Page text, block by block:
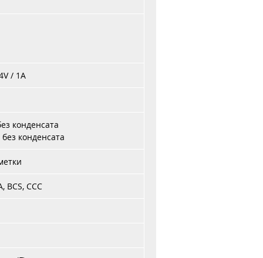
/ 1A
конденсата
конденсата
BCS, ССС